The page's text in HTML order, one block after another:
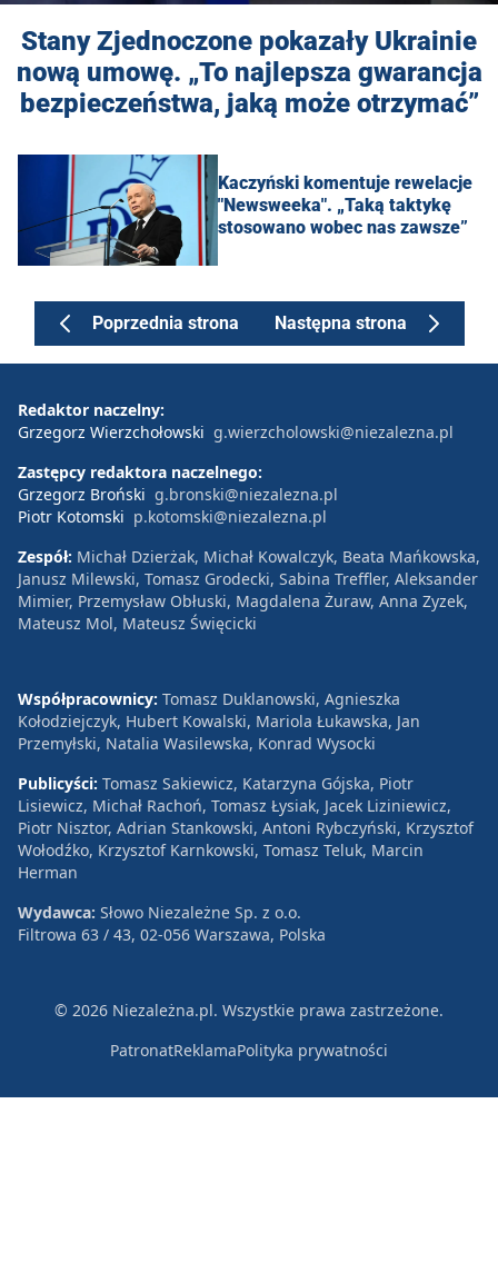
Stany Zjednoczone pokazały Ukrainie
nową umowę. „To najlepsza gwarancja
bezpieczeństwa, jaką może otrzymać”
Kaczyński komentuje rewelacje
"Newsweeka". „Taką taktykę
stosowano wobec nas zawsze”
Poprzednia strona Następna strona
Redaktor naczelny:
Grzegorz Wierzchołowski g.wierzcholowski@niezalezna.pl
Zastępcy redaktora naczelnego:
Grzegorz Broński g.bronski@niezalezna.pl
Piotr Kotomski p.kotomski@niezalezna.pl
Zespół: Michał Dzierżak, Michał Kowalczyk, Beata Mańkowska,
Janusz Milewski, Tomasz Grodecki, Sabina Treffler, Aleksander
Mimier, Przemysław Obłuski, Magdalena Żuraw, Anna Zyzek,
Mateusz Mol, Mateusz Święcicki
Współpracownicy: Tomasz Duklanowski, Agnieszka
Kołodziejczyk, Hubert Kowalski, Mariola Łukawska, Jan
Przemyłski, Natalia Wasilewska, Konrad Wysocki
Publicyści: Tomasz Sakiewicz, Katarzyna Gójska, Piotr
Lisiewicz, Michał Rachoń, Tomasz Łysiak, Jacek Liziniewicz,
Piotr Nisztor, Adrian Stankowski, Antoni Rybczyński, Krzysztof
Wołodźko, Krzysztof Karnkowski, Tomasz Teluk, Marcin
Herman
Wydawca: Słowo Niezależne Sp. z o.o.
Filtrowa 63 / 43, 02-056 Warszawa, Polska
© 2026 Niezależna.pl. Wszystkie prawa zastrzeżone.
PatronatReklamaPolityka prywatności